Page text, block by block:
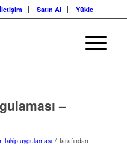
İletişim Satın Al Yükle
–
takip uygulaması / tarafından